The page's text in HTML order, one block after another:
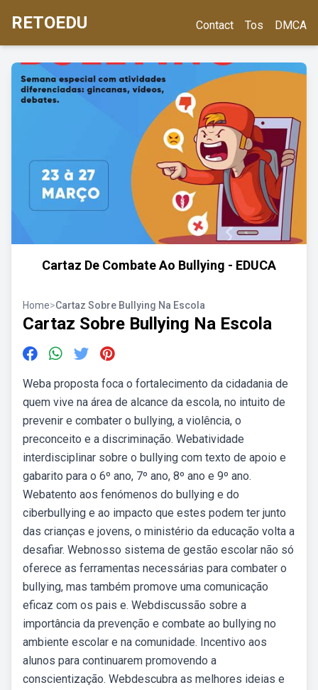
RETOEDU Contact Tos DMCA
Cartaz De Combate Ao Bullying - EDUCA
Home>Cartaz Sobre Bullying Na Escola
Cartaz Sobre Bullying Na Escola
Weba proposta foca o fortalecimento da cidadania de
quem vive na área de alcance da escola, no intuito de
prevenir e combater o bullying, a violência, o
preconceito e a discriminação. Webatividade
interdisciplinar sobre o bullying com texto de apoio e
gabarito para o 6º ano, 7º ano, 8º ano e 9º ano.
Webatento aos fenómenos do bullying e do
ciberbullying e ao impacto que estes podem ter junto
das crianças e jovens, o ministério da educação volta a
desafiar. Webnosso sistema de gestão escolar não só
oferece as ferramentas necessárias para combater o
bullying, mas também promove uma comunicação
eficaz com os pais e. Webdiscussão sobre a
importância da prevenção e combate ao bullying no
ambiente escolar e na comunidade. Incentivo aos
alunos para continuarem promovendo a
conscientização. Webdescubra as melhores ideias e